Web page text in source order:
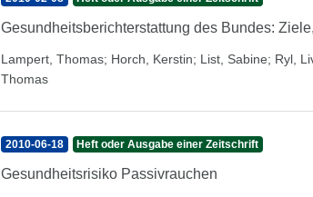
Gesundheitsberichterstattung des Bundes:
Lampert, Thomas; Horch, Kerstin; List, Sabine; Ryl,
Thomas
2010-06-18 Heft oder Ausgabe einer Zeitschrift
Gesundheitsrisiko Passivrauchen